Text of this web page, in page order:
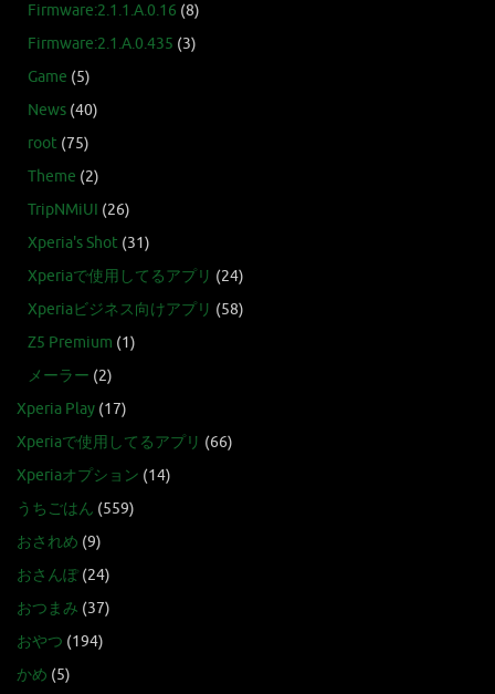
Firmware:2.1.1.A.0.16 (8)
Firmware:2.1.A.0.435 (3)
Game (5)
News (40)
root (75)
Theme (2)
TripNMiUI (26)
Xperia's Shot (31)
Xperiaで使用してるアプリ (24)
Xperiaビジネス向けアプリ (58)
Z5 Premium (1)
メーラー (2)
Xperia Play (17)
Xperiaで使用してるアプリ (66)
Xperiaオプション (14)
うちごはん (559)
おされめ (9)
おさんぽ(24)
おつまみ (37)
おやつ (194)
かめ (5)